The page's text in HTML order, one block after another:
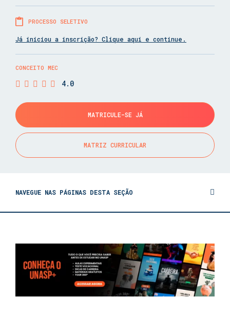
PROCESSO SELETIVO
Já iniciou a inscrição? Clique aqui e continue.
CONCEITO MEC
4.0
MATRICULE-SE JÁ
MATRIZ CURRICULAR
NAVEGUE NAS PÁGINAS DESTA SEÇÃO